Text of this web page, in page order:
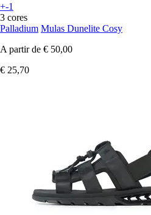
+-1
3 cores
Palladium Mulas Dunelite Cosy
A partir de € 50,00
€ 25,70